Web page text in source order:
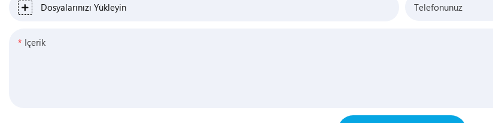
Dosyalarınızı Yükleyin Telefonunuz
Içerik